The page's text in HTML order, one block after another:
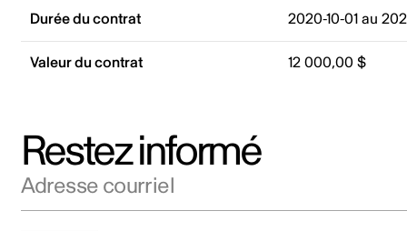
Durée du contrat 2020-10-01 au
Valeur du contrat 12 000,00 $
Restez informé